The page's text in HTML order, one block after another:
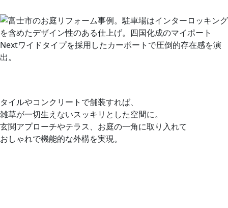
タイルやコンクリートで舗装すれば、
雑草が一切生えないスッキリとした空間に。
玄関アプローチやテラス、お庭の一角に取り入れて
おしゃれで機能的な外構を実現。